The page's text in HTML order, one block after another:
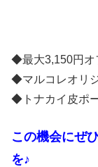
◆最大3,150円オ
◆マルコレオリ
◆トナカイ皮ポ
この機会にぜ
を♪